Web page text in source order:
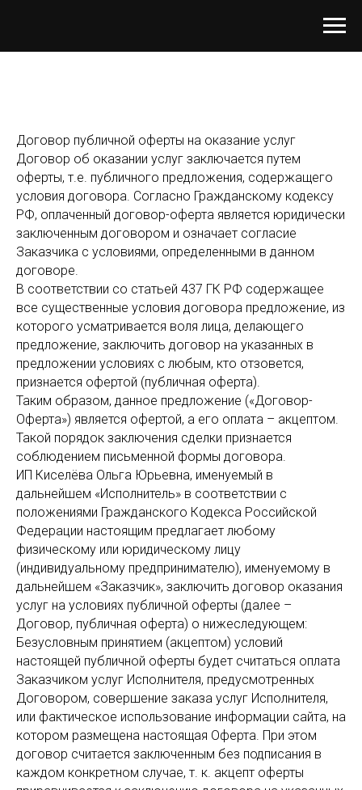
Договор публичной оферты на оказание услуг
Договор об оказании услуг заключается путем
оферты, т.е. публичного предложения, содержащего
условия договора. Согласно Гражданскому кодексу
РФ, оплаченный договор-оферта является юридически
заключенным договором и означает согласие
Заказчика с условиями, определенными в данном
договоре.
В соответствии со статьей 437 ГК РФ содержащее
все существенные условия договора предложение, из
которого усматривается воля лица, делающего
предложение, заключить договор на указанных в
предложении условиях с любым, кто отзовется,
признается офертой (публичная оферта).
Таким образом, данное предложение («Договор-
Оферта») является офертой, а его оплата – акцептом.
Такой порядок заключения сделки признается
соблюдением письменной формы договора.
ИП Киселёва Ольга Юрьевна, именуемый в
дальнейшем «Исполнитель» в соответствии с
положениями Гражданского Кодекса Российской
Федерации настоящим предлагает любому
физическому или юридическому лицу
(индивидуальному предпринимателю), именуемому в
дальнейшем «Заказчик», заключить договор оказания
услуг на условиях публичной оферты (далее –
Договор, публичная оферта) о нижеследующем:
Безусловным принятием (акцептом) условий
настоящей публичной оферты будет считаться оплата
Заказчиком услуг Исполнителя, предусмотренных
Договором, совершение заказа услуг Исполнителя,
или фактическое использование информации сайта, на
котором размещена настоящая Оферта. При этом
договор считается заключенным без подписания в
каждом конкретном случае, т. к. акцепт оферты